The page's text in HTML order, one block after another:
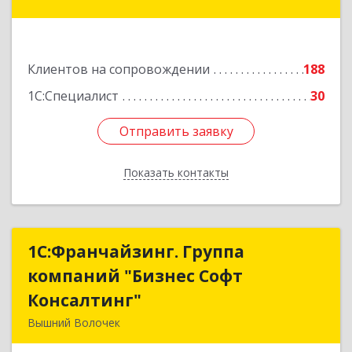
Клиентов на сопровождении
188
1С:Специалист
30
Отправить заявку
Показать контакты
Подробнее
Отправить заявку
Назад
1С:Франчайзинг. Группа
компаний "Бизнес Софт
Консалтинг"
Вышний Волочек
1С:Франчайзинг. Группа
компаний "Бизнес Софт